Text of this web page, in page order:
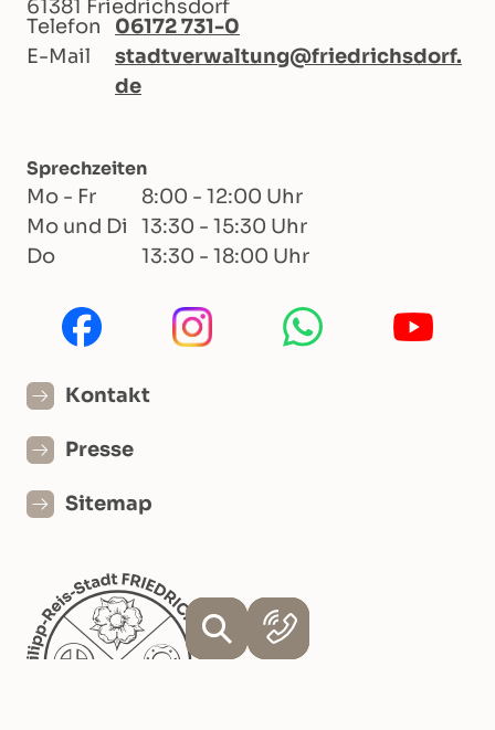
61381 Friedrichsdorf
Telefon
06172 731-0
E-Mail
stadtverwaltung@friedrichsdorf.
de
Sprechzeiten
Mo - Fr
8:00 - 12:00 Uhr
Mo und Di
13:30 - 15:30 Uhr
Do
13:30 - 18:00 Uhr
Kontakt
Presse
Sitemap